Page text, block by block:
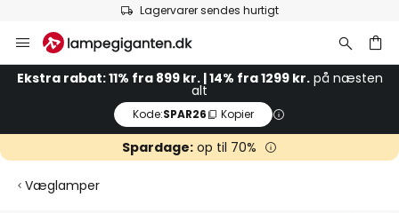
Lagervarer sendes hurtigt
to
Content
Ekstra rabat: 11% fra 899 kr. | 14% fra 1299 kr.på næsten
alt
Kode:SPAR26 Kopier
Spardage: op til 70%
Væglamper